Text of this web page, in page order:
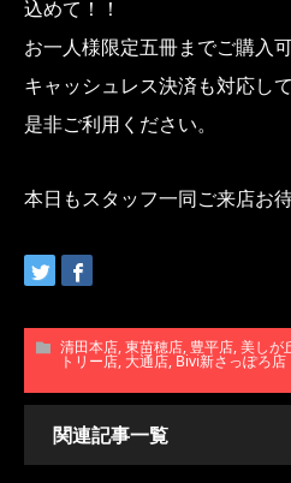
込めて！！
お一人様限定五冊までご購入可
キャッシュレス決済も対応し
是非ご利用ください。
本日もスタッフ一同ご来店お
清田本店,東苗穂店, 豊平店,美しが
トリー店, 大通店,Bivi新さっぽろ店
関連記事一覧